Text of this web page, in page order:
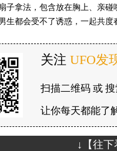
子拿法，包含放在胸上、亲
生都会受不了诱惑，一起共度
关注 UFO发
扫描二维码 或
让你每天都能了
↓【往